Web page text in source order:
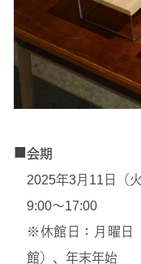
■会期
2025年3月11日（
9:00～17:00
※休館日：月曜日
館）、年末年始